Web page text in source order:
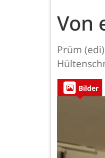
Von
Prüm
Bilder